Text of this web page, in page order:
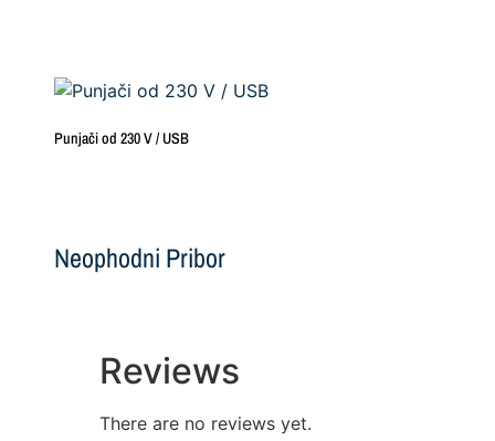
Punjači od 230 V / USB
Neophodni Pribor
Reviews
There are no reviews yet.